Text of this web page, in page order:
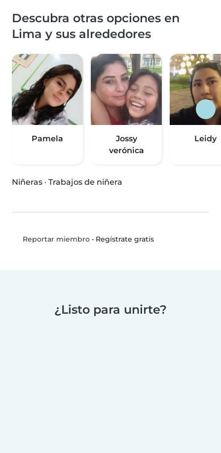
Descubra otras opciones en
Lima y sus alrededores
Pamela
Jossy
verónica
Leidy
Niñeras · Trabajos de niñera
Reportar miembro• Regístrate gratis
¿Listo para unirte?